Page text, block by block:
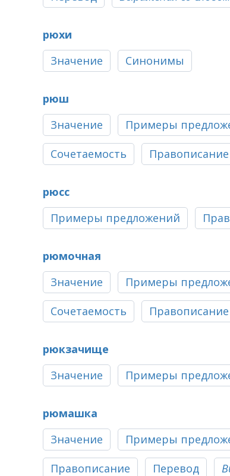
рюхи
Значение
Синонимы
рюш
Значение
Примеры
Сочетаемость Правописание
рюсс
Примеры предложений
рюмочная
Значение
Примеры
Сочетаемость Правописание
рюкзачище
Значение
Примеры
рюмашка
Значение
Примеры
Правописание Перевод